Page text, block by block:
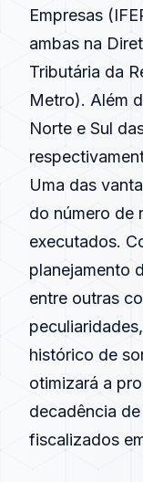
Empresas
ambas na
Tributária da
Metro). Além
Norte e Sul
Uma das
do número de
executados.
planejamento
entre outras
histórico de
otimizará a
decadência
fiscalizados